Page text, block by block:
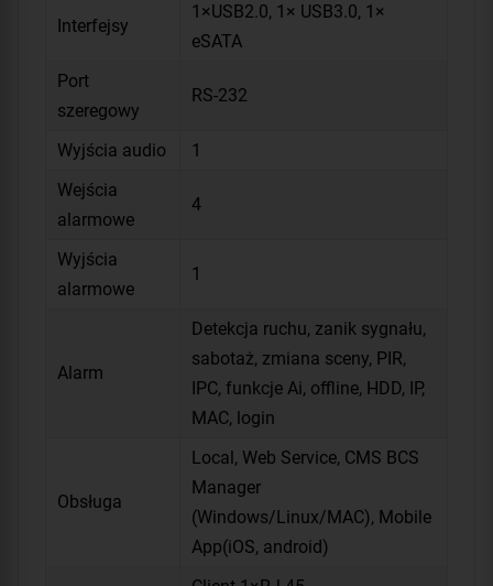
Interfejsy
1×USB2.0, 1× USB3.0, 1×
eSATA
Port
szeregowy
RS-232
Wyjścia audio
1
Wejścia
alarmowe
4
Wyjścia
alarmowe
1
Alarm
Detekcja ruchu, zanik sygnału,
sabotaż, zmiana sceny, PIR,
IPC, funkcje Ai, offline, HDD, IP,
MAC, login
Obsługa
Local, Web Service, CMS BCS
Manager
(Windows/Linux/MAC), Mobile
App(iOS, android)